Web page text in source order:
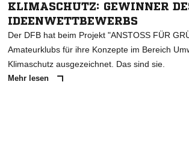
KLIMASCHUTZ: GEWINNER
IDEENWETTBEWERBS
Der DFB hat beim Projekt "ANSTOSS FÜR
Amateurklubs für ihre Konzepte im Bereich
Klimaschutz ausgezeichnet. Das sind sie.
Mehr lesen